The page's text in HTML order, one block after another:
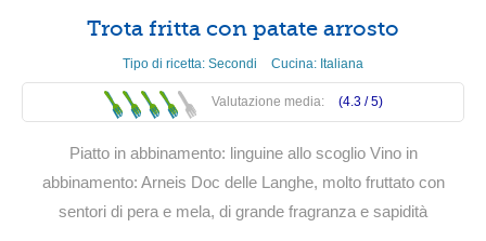
Trota fritta con patate arrosto
Tipo di ricetta: Secondi Cucina: Italiana
Valutazione media: (4.3 /5)
Piatto in abbinamento: linguine allo scoglio Vino in
abbinamento: Arneis Doc delle Langhe, molto fruttato con
sentori di pera e mela, di grande fragranza e sapidità